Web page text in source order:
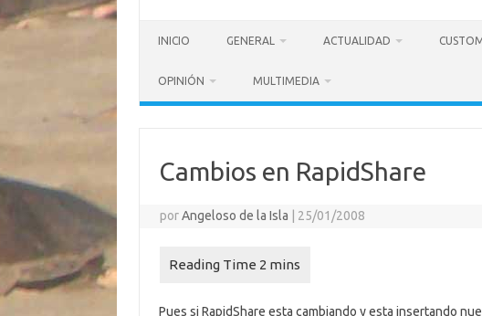
INICIO GENERAL ACTUALIDAD
OPINIÓN MULTIMEDIA
Cambios en RapidShare
porAngeloso de la Isla 25/01/2008
Pues si RapidShare esta cambiando y esta insertando